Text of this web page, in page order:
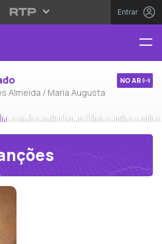
Entrar
Almeida / Maria Augusta
NO AR